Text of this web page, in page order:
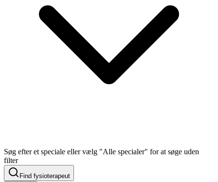
Søg efter et speciale eller vælg "Alle specialer" for at søge uden
filter
Find fysioterapeut